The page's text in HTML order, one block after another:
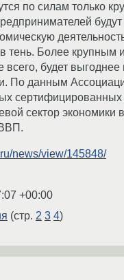
по силам только
тень. Более крупным
всего, будет
По данным
сертифицированных
сектор экономики
news/view/145848/
+00:00
(стр. 2 3 4)